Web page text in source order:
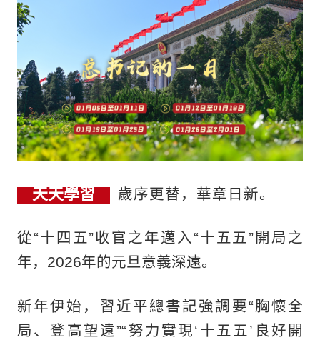
天天學習 歲序更替，華章日新。
從“十四五”收官之年邁入“十五五”開局之
年，2026年的元旦意義深遠。
新年伊始，習近平總書記強調要“胸懷全
局、登高望遠”“努力實現‘十五五’良好開